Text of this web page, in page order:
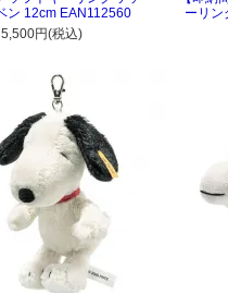
ン 12cm EAN112560
5,500円(税込)
ーリン